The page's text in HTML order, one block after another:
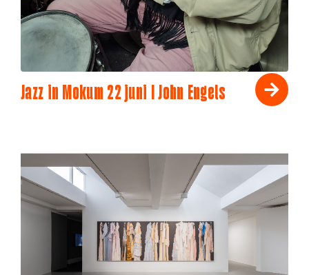
Jazz in Mokum 22 juni I John Engels